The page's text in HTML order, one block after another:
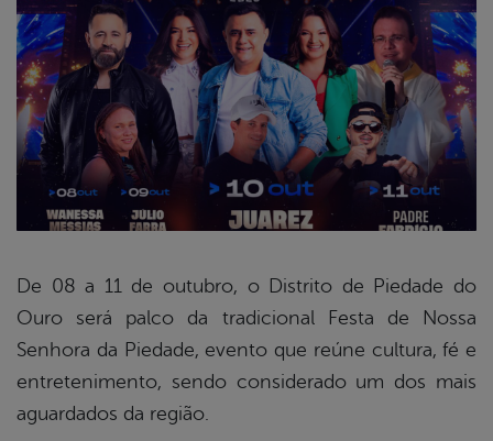
De 08 a 11 de outubro, o Distrito de Piedade do
Ouro será palco da tradicional Festa de Nossa
Senhora da Piedade, evento que reúne cultura, fé e
entretenimento, sendo considerado um dos mais
aguardados da região.